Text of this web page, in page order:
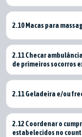
2.10 Macas para
2.11 Checar
de primeiros socorros
2.11 Geladeira e/ou
2.12 Coordenar o
estabelecidos no